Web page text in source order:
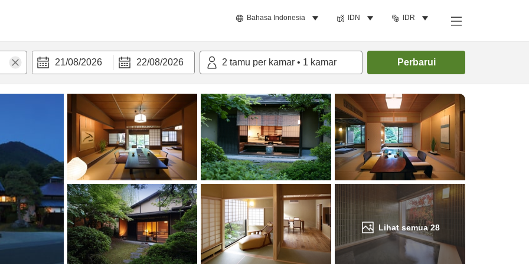
Bahasa Indonesia IDN IDR
21/08/2026 22/08/2026 2 tamu per kamar • 1 kamar Perbarui
Lihat semua28
Cari kamar